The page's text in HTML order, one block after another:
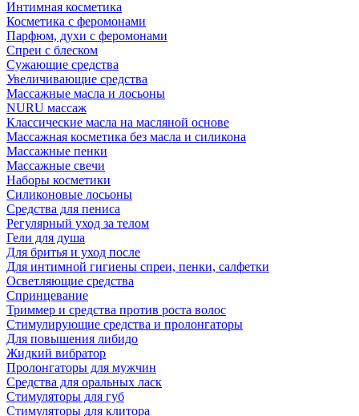
Интимная косметика
Косметика с феромонами
Парфюм, духи с феромонами
Спреи с блеском
Сужающие средства
Увеличивающие средства
Массажные масла и лосьоны
NURU массаж
Классические масла на масляной основе
Массажная косметика без масла и силикона
Массажные пенки
Массажные свечи
Наборы косметики
Силиконовые лосьоны
Средства для пениса
Регулярный уход за телом
Гели для душа
Для бритья и уход после
Для интимной гигиены спреи, пенки, салфетки
Осветляющие средства
Спринцевание
Триммер и средства против роста волос
Стимулирующие средства и пролонгаторы
Для повышения либидо
Жидкий вибратор
Пролонгаторы для мужчин
Средства для оральных ласк
Стимуляторы для губ
Стимуляторы для клитора